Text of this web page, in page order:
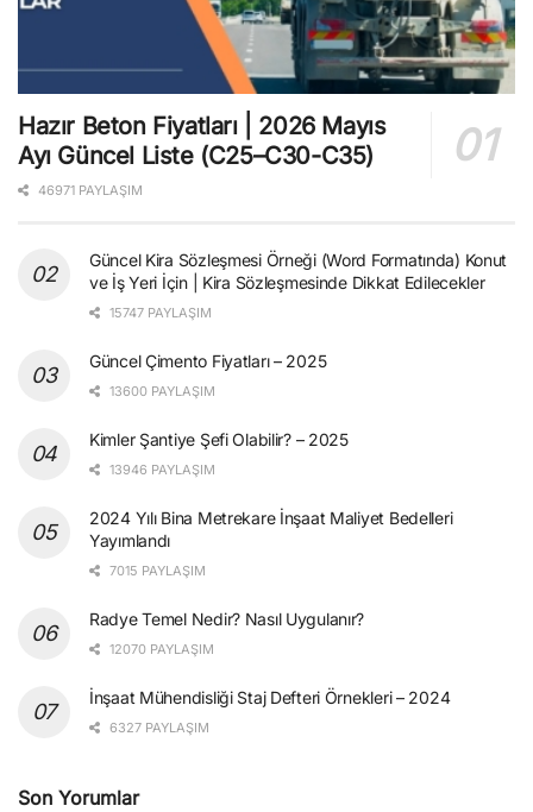
Hazır Beton Fiyatları | 2026 Mayıs
Ayı Güncel Liste (C25–C30-C35)
46971 PAYLAŞIM
Güncel Kira Sözleşmesi Örneği (Word Formatında) Konut
ve İş Yeri İçin | Kira Sözleşmesinde Dikkat Edilecekler
15747 PAYLAŞIM
Güncel Çimento Fiyatları – 2025
13600 PAYLAŞIM
Kimler Şantiye Şefi Olabilir? – 2025
13946 PAYLAŞIM
2024 Yılı Bina Metrekare İnşaat Maliyet Bedelleri
Yayımlandı
7015 PAYLAŞIM
Radye Temel Nedir? Nasıl Uygulanır?
12070 PAYLAŞIM
İnşaat Mühendisliği Staj Defteri Örnekleri – 2024
6327 PAYLAŞIM
Son Yorumlar